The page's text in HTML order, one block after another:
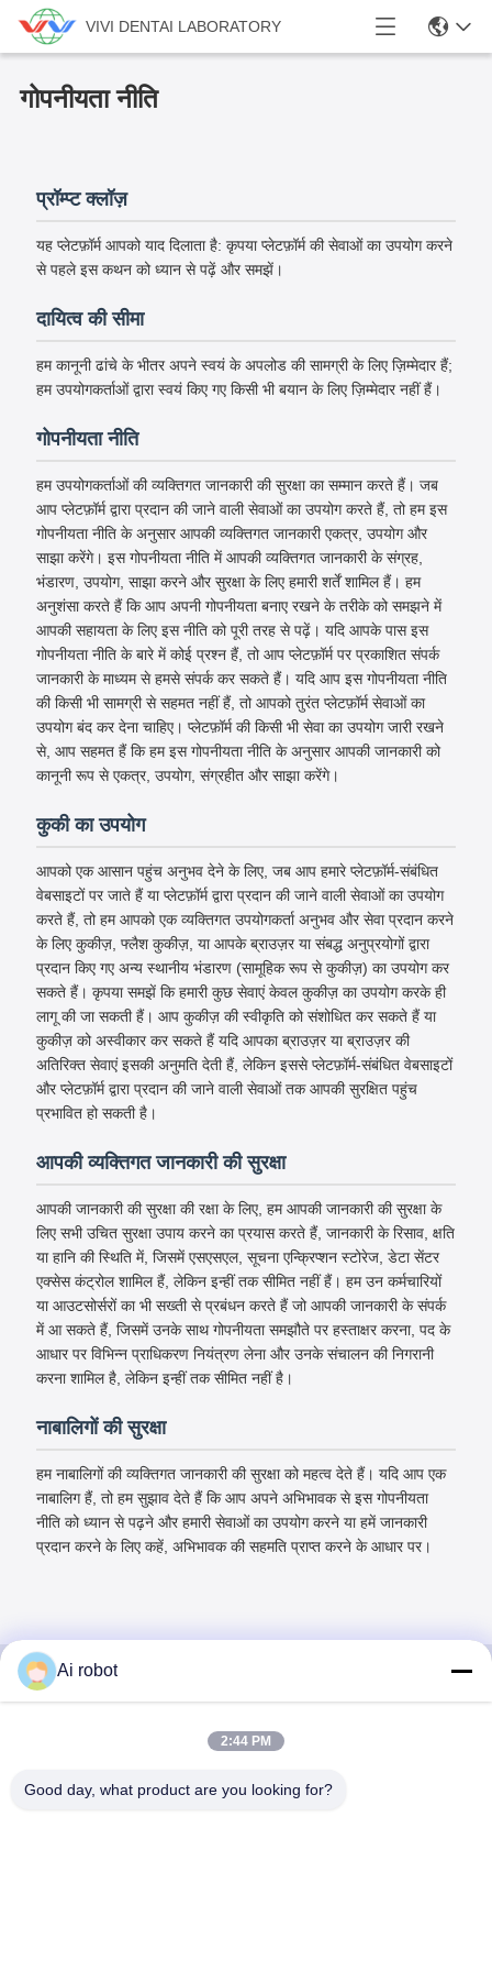
VIVI DENTAI LABORATORY
गोपनीयता नीति
प्रॉम्प्ट क्लॉज़
यह प्लेटफ़ॉर्म आपको याद दिलाता है: कृपया प्लेटफ़ॉर्म की सेवाओं का उपयोग करने
से पहले इस कथन को ध्यान से पढ़ें और समझें।
दायित्व की सीमा
हम कानूनी ढांचे के भीतर अपने स्वयं के अपलोड की सामग्री के लिए ज़िम्मेदार हैं;
हम उपयोगकर्ताओं द्वारा स्वयं किए गए किसी भी बयान के लिए ज़िम्मेदार नहीं हैं।
गोपनीयता नीति
हम उपयोगकर्ताओं की व्यक्तिगत जानकारी की सुरक्षा का सम्मान करते हैं। जब
आप प्लेटफ़ॉर्म द्वारा प्रदान की जाने वाली सेवाओं का उपयोग करते हैं, तो हम इस
गोपनीयता नीति के अनुसार आपकी व्यक्तिगत जानकारी एकत्र, उपयोग और
साझा करेंगे। इस गोपनीयता नीति में आपकी व्यक्तिगत जानकारी के संग्रह,
भंडारण, उपयोग, साझा करने और सुरक्षा के लिए हमारी शर्तें शामिल हैं। हम
अनुशंसा करते हैं कि आप अपनी गोपनीयता बनाए रखने के तरीके को समझने में
आपकी सहायता के लिए इस नीति को पूरी तरह से पढ़ें। यदि आपके पास इस
गोपनीयता नीति के बारे में कोई प्रश्न हैं, तो आप प्लेटफ़ॉर्म पर प्रकाशित संपर्क
जानकारी के माध्यम से हमसे संपर्क कर सकते हैं। यदि आप इस गोपनीयता नीति
की किसी भी सामग्री से सहमत नहीं हैं, तो आपको तुरंत प्लेटफ़ॉर्म सेवाओं का
उपयोग बंद कर देना चाहिए। प्लेटफ़ॉर्म की किसी भी सेवा का उपयोग जारी रखने
से, आप सहमत हैं कि हम इस गोपनीयता नीति के अनुसार आपकी जानकारी को
कानूनी रूप से एकत्र, उपयोग, संग्रहीत और साझा करेंगे।
कुकी का उपयोग
आपको एक आसान पहुंच अनुभव देने के लिए, जब आप हमारे प्लेटफ़ॉर्म-संबंधित
वेबसाइटों पर जाते हैं या प्लेटफ़ॉर्म द्वारा प्रदान की जाने वाली सेवाओं का उपयोग
करते हैं, तो हम आपको एक व्यक्तिगत उपयोगकर्ता अनुभव और सेवा प्रदान करने
के लिए कुकीज़, फ्लैश कुकीज़, या आपके ब्राउज़र या संबद्ध अनुप्रयोगों द्वारा
प्रदान किए गए अन्य स्थानीय भंडारण (सामूहिक रूप से कुकीज़) का उपयोग कर
सकते हैं। कृपया समझें कि हमारी कुछ सेवाएं केवल कुकीज़ का उपयोग करके ही
लागू की जा सकती हैं। आप कुकीज़ की स्वीकृति को संशोधित कर सकते हैं या
कुकीज़ को अस्वीकार कर सकते हैं यदि आपका ब्राउज़र या ब्राउज़र की
अतिरिक्त सेवाएं इसकी अनुमति देती हैं, लेकिन इससे प्लेटफ़ॉर्म-संबंधित वेबसाइटों
और प्लेटफ़ॉर्म द्वारा प्रदान की जाने वाली सेवाओं तक आपकी सुरक्षित पहुंच
प्रभावित हो सकती है।
आपकी व्यक्तिगत जानकारी की सुरक्षा
आपकी जानकारी की सुरक्षा की रक्षा के लिए, हम आपकी जानकारी की सुरक्षा के
लिए सभी उचित सुरक्षा उपाय करने का प्रयास करते हैं, जानकारी के रिसाव, क्षति
या हानि की स्थिति में, जिसमें एसएसएल, सूचना एन्क्रिप्शन स्टोरेज, डेटा सेंटर
एक्सेस कंट्रोल शामिल हैं, लेकिन इन्हीं तक सीमित नहीं हैं। हम उन कर्मचारियों
या आउटसोर्सरों का भी सख्ती से प्रबंधन करते हैं जो आपकी जानकारी के संपर्क
में आ सकते हैं, जिसमें उनके साथ गोपनीयता समझौते पर हस्ताक्षर करना, पद के
आधार पर विभिन्न प्राधिकरण नियंत्रण लेना और उनके संचालन की निगरानी
करना शामिल है, लेकिन इन्हीं तक सीमित नहीं है।
नाबालिगों की सुरक्षा
हम नाबालिगों की व्यक्तिगत जानकारी की सुरक्षा को महत्व देते हैं। यदि आप एक
नाबालिग हैं, तो हम सुझाव देते हैं कि आप अपने अभिभावक से इस गोपनीयता
नीति को ध्यान से पढ़ने और हमारी सेवाओं का उपयोग करने या हमें जानकारी
प्रदान करने के लिए कहें, अभिभावक की सहमति प्राप्त करने के आधार पर।
LABORATORY
Ai robot
2:44 PM
Good day, what product are you looking for?